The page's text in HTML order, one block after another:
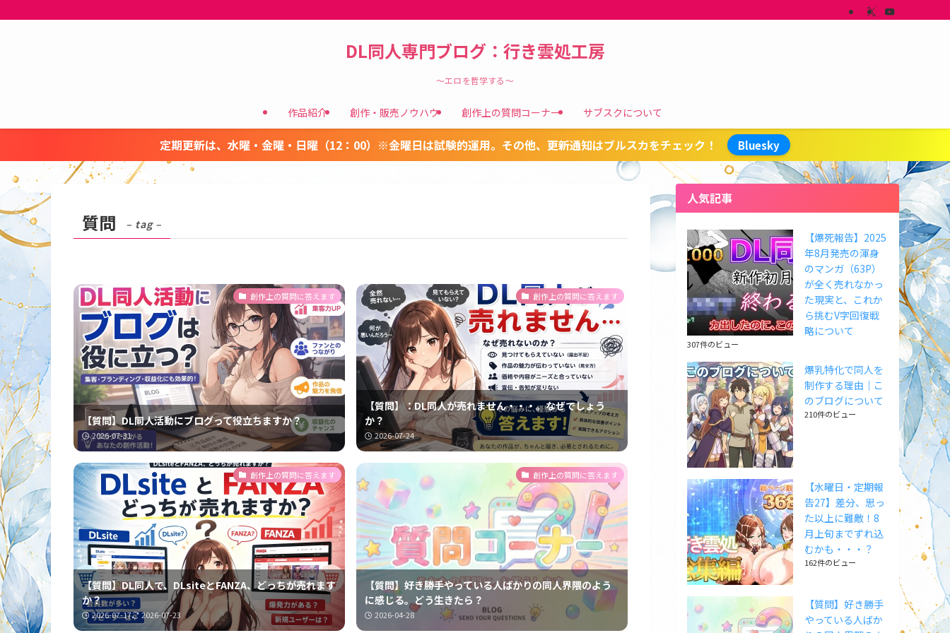
DL同人専門ブログ：行き雲処工房
～エロを哲学する～
作品紹介 創作・販売ノウハウ 創作上の質問コーナー サブスクについて
定期更新は、水曜・金曜・日曜（12：00）※金曜日は試験的運用。その他、更新通知はブルスカをチェック！ Bluesky
質問 – tag –
創作上の質問に答えます
【質問】DL同人活動にブログって役立ちますか？
2026-07-31
創作上の質問に答えます
【質問】：DL同人が売れません・・・。なぜでしょう
か？
2026-07-24
創作上の質問に答えます
【質問】DL同人で、DLsiteとFANZA、どっちが売れます
か？
2026-07-17 2026-07-23
創作上の質問に答えます
【質問】好き勝手やっている人ばかりの同人界隈のよう
に感じる。どう生きたら？
2026-04-28
人気記事
【爆死報告】2025
年8月発売の渾身
のマンガ（63P）
が全く売れなかっ
た現実と、これか
ら挑むV字回復戦
略について
307件のビュー
爆乳特化で同人を
制作する理由｜こ
のブログについて
210件のビュー
【水曜日・定期報
告27】差分、思っ
た以上に難敵！8
月上旬までずれ込
むかも・・・？
162件のビュー
【質問】好き勝手
やっている人ばか